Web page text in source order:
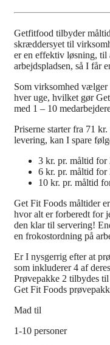
Getfitfood tilbyder
skræddersyet til
er en effektiv løsning, til
arbejdspladsen, så I får
Som virksomhed vælger
hver uge, hvilket gør
med 1 – 10
Priserne starter fra 71
levering, kan I spare
3 kr. pr. måltid for
6 kr. pr. måltid for
10 kr. pr. måltid
Get Fit Foods måltider
hvor alt er forberedt for
den klar til servering!
en frokostordning på
Er I nysgerrig efter at
som inkluderer 4 af
Prøvepakke 2 tilbydes
Get Fit Foods
Mad til
1-10 personer